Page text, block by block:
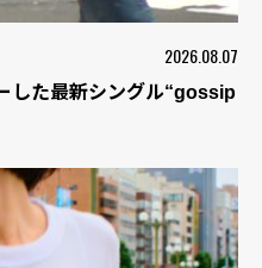
2026.08.07
した最新シングル“gossip